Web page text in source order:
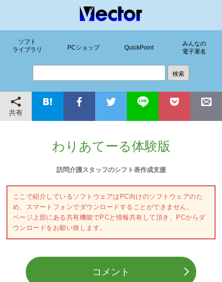
ソフト
ライブラリ
PCショップ QuickPoint
みんなの
電子署名
共有
わりあてーる体験版
訪問介護スタッフのシフト表作成支援
ここで紹介しているソフトウェアはPC向けのソフトウェアのた
め、スマートフォンでダウンロードすることができません。
ページ上部にある共有機能でPCと情報共有して頂き、PCからダ
ウンロードをお願い致します。
コメント